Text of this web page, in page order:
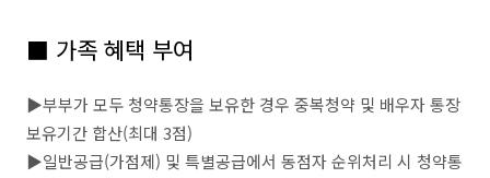
■ 가족 혜택 부여
▶부부가 모두 청약통장을 보유한 경우 중복청약 및 배우자 통장
보유기간 합산(최대 3점)
▶일반공급(가점제) 및 특별공급에서 동점자 순위처리 시 청약통